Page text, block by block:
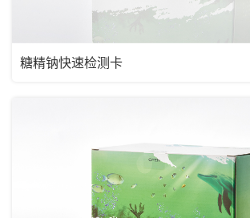
糖精钠快速检测卡